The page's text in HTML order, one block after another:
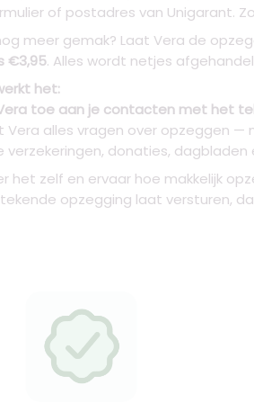
of postadres van Unigarant.
meer gemak? Laat Vera de
€3,95. Alles wordt netjes
het:
toe aan je contacten met het
Vera alles vragen over opzeggen
verzekeringen, donaties, dagbladen
het zelf en ervaar hoe makkelijk
opzegging laat versturen,